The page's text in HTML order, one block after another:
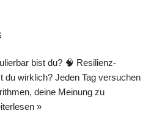
bist du? 🧠 Resilienz-
du wirklich? Jeden Tag versuchen
deine Meinung zu
»